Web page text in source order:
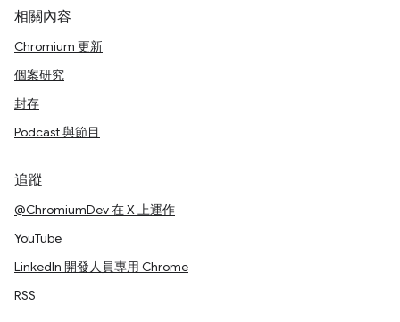
相關內容
Chromium 更新
個案研究
封存
Podcast 與節目
追蹤
@ChromiumDev 在 X 上運作
YouTube
LinkedIn 開發人員專用 Chrome
RSS